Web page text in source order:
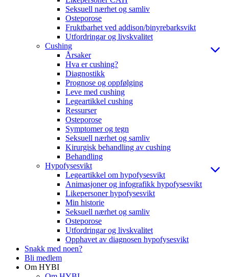
Seksuell nærhet og samliv
Osteporose
Fruktbarhet ved addison/binyrebarksvikt
Utfordringar og livskvalitet
Cushing
Årsaker
Hva er cushing?
Diagnostikk
Prognose og oppfølging
Leve med cushing
Legeartikkel cushing
Ressurser
Osteporose
Symptomer og tegn
Seksuell nærhet og samliv
Kirurgisk behandling av cushing
Behandling
Hypofysesvikt
Legeartikkel om hypofysesvikt
Animasjoner og infografikk hypofysesvikt
Likepersoner hypofysesvikt
Min historie
Seksuell nærhet og samliv
Osteporose
Utfordringar og livskvalitet
Opphavet av diagnosen hypofysesvikt
Snakk med noen?
Bli medlem
Om HYBI